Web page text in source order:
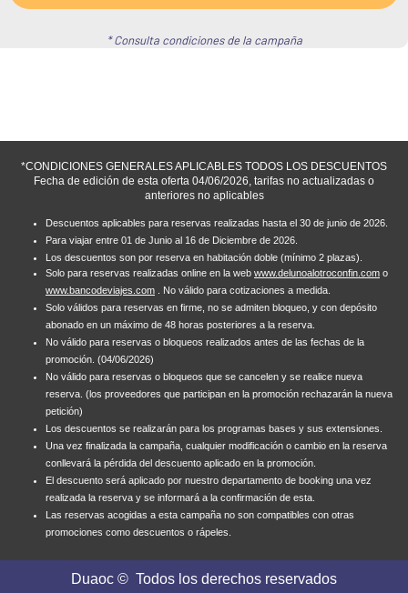
* Consulta condiciones de la campaña
*CONDICIONES GENERALES APLICABLES TODOS LOS DESCUENTOS
Fecha de edición de esta oferta 04/06/2026, tarifas no actualizadas o
anteriores no aplicables
Descuentos aplicables para reservas realizadas hasta el 30 de junio de 2026.
Para viajar entre 01 de Junio al 16 de Diciembre de 2026
Los descuentos son por reserva en habitación doble (mínimo 2 plazas).
Solo para reservas realizadas online en la web www.delunoalotroconfin.com o
www.bancodeviajes.com . No válido para cotizaciones a medida.
Solo válidos para reservas en firme, no se admiten bloqueo, y con depósito
abonado en un máximo de 48 horas posteriores a la reserva.
No válido para reservas o bloqueos realizados antes de las fechas de la
promoción. (04/06/2026)
No válido para reservas o bloqueos que se cancelen y se realice nueva
reserva. (los proveedores que participan en la promoción rechazarán la nueva
petición)
Los descuentos se realizarán para los programas bases y sus extensiones.
Una vez finalizada la campaña, cualquier modificación o cambio en la reserva
conllevará la pérdida del descuento aplicado en la promoción.
El descuento será aplicado por nuestro departamento de booking una vez
realizada la reserva y se informará a la confirmación de esta.
Las reservas acogidas a esta campaña no son compatibles con otras
promociones como descuentos o rápeles.
Duaoc © Todos los derechos reservados